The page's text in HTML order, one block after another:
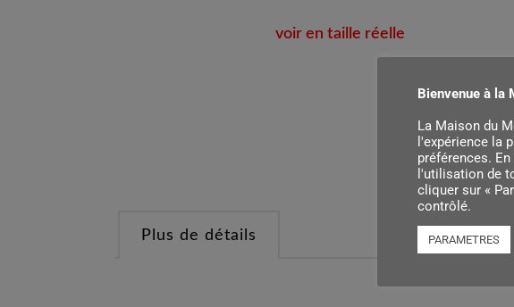
voir en taille réelle
Plus de détails
Bienvenue à la
La Maison du
l'expérience la
préférences.
l'utilisation de
cliquer sur «
contrôlé.
PARAMETRES